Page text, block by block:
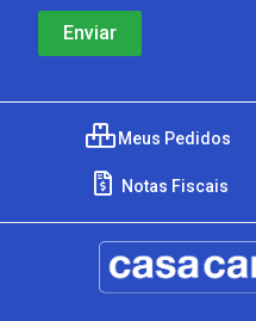
Meus Pedidos
Notas Fiscais